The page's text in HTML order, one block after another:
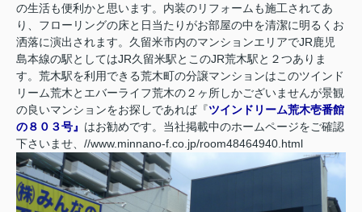
の生活も便利かと思います。内装のリフォームも施工されてあ
り、フローリングの床と日当たりがお部屋の中を清潔に明るくお
洒落に演出されます。久留米市内のマンションエリアでJR鹿児
島本線の駅としてはJR久留米駅とこのJR荒木駅と２つありま
す。荒木駅を利用できる荒木町の分譲マンションはこのツインド
リーム荒木とエバーライフ荒木の２ヶ所しかございませんが景観
の良いマンションをお探しであれば『ツインドリーム荒木壱番館
の８０３号』 はお勧めです。当社掲載中のホームページをご確認
下さいませ、 //www.minnano-f.co.jp/room48464940.html